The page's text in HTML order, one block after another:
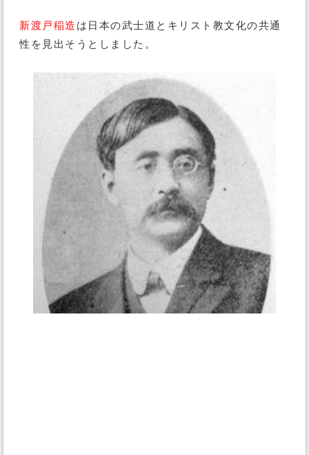
新渡戸稲造 は日本の武士道とキリスト教文化の共通
性を見出そうとしました。